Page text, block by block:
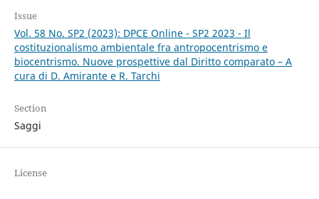
Issue
Vol. 58 No. SP2 (2023): DPCE Online - SP2 2023 - Il
costituzionalismo ambientale fra antropocentrismo e
biocentrismo. Nuove prospettive dal Diritto comparato – A
cura di D. Amirante e R. Tarchi
Section
Saggi
License